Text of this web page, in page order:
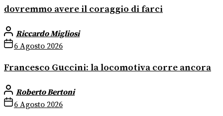
dovremmo avere il coraggio di farci
Riccardo Migliosi
6 Agosto 2026
Francesco Guccini: la locomotiva corre ancora
Roberto Bertoni
6 Agosto 2026